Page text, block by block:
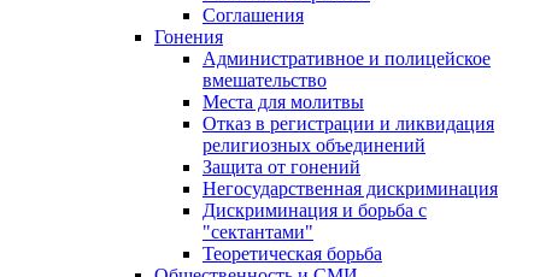
Соглашения
Гонения
Административное и полицейское
вмешательство
Места для молитвы
Отказ в регистрации и ликвидация
религиозных объединений
Защита от гонений
Негосударственная дискриминация
Дискриминация и борьба с
"сектантами"
Теоретическая борьба